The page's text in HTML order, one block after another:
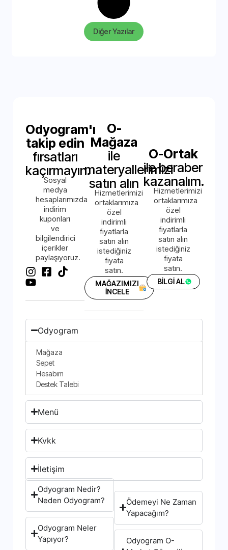
Diğer Yazılar
Odyogram'ı
takip edin
fırsatları
kaçırmayın.
Sosyal
medya
hesaplarımızda
indirim
kuponları
ve
bilgilendirici
içerikler
paylaşıyoruz.
O-
Mağaza
ile
materyallerimizi
satın alın
Hizmetlerimizi
ortaklarımıza
özel
indirimli
fiyatlarla
satın alın
istediğiniz
fiyata
satın.
MAĞAZIMIZI
İNCELE
O-Ortak
ile beraber
kazanalım.
Hizmetlerimizi
ortaklarımıza
özel
indirimli
fiyatlarla
satın alın
istediğiniz
fiyata
satın.
BİLGİ AL
Odyogram
Mağaza
Sepet
Hesabım
Destek Talebi
Menü
Kvkk
İletişim
Odyogram Nedir?
Neden Odyogram?
Odyogram Neler
Yapıyor?
Ödemeyi Ne Zaman
Yapacağım?
Odyogram O-